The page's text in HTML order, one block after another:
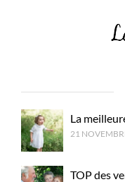
La
21
TOP des